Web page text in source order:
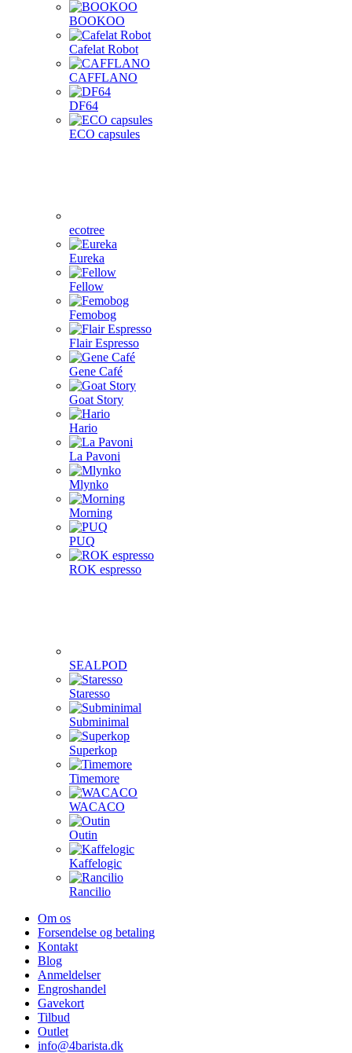
BOOKOO
Cafelat Robot
CAFFLANO
DF64
ECO capsules
ecotree
Eureka
Fellow
Femobog
Flair Espresso
Gene Café
Goat Story
Hario
La Pavoni
Mlynko
Morning
PUQ
ROK espresso
SEALPOD
Staresso
Subminimal
Superkop
Timemore
WACACO
Outin
Kaffelogic
Rancilio
Om os
Forsendelse og betaling
Kontakt
Blog
Anmeldelser
Engroshandel
Gavekort
Tilbud
Outlet
info@4barista.dk